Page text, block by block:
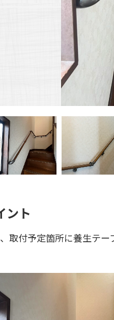
ント
取付予定箇所に養生テ